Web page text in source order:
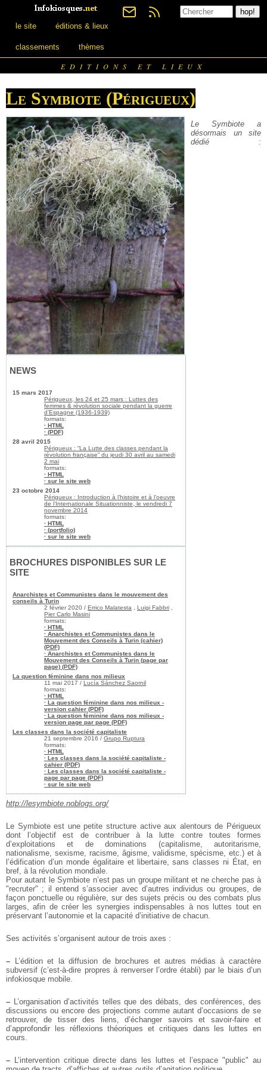
le site éditions & lieux
classements thèmes
EDITIONS ET LIEUX
Le Symbiote (Périgueux)
NEWS
15 mars 2017
Périgueux, les 24 et 25 mars : Luttes des
femmes & révolution sociale pendant la guerre
d’Espagne (1936-1939)
formats:
· HTML
· (PDF)
28 avril 2015
Périgueux : “La Lutte des classes pendant la
révolution française” du jeudi 30 avril au samedi
2 mai
formats:
· HTML
· sur le site web
23 octobre 2014
Périgueux : Introduction à l’histoire et à l’oeuvre
de l’Internationale Situationniste, le vendredi 7
novembre 2014
formats:
· HTML
· (portfolio)
· sur le site web
BROCHURES DISPONIBLES SUR LE
SITE
Anarchistes et Communistes dans le mouvement des
conseils à Turin
2 février 2020 / Errico Malatesta Luigi Fabbri
Pier Carlo Masini
formats:
· HTML
· Anarchistes et Communistes dans le
Mouvement des Conseils à Turin (cahier)
(PDF)
· Anarchistes et Communistes dans le
Mouvement des Conseils à Turin (page par
page) (PDF)
La question féminine dans nos milieux
11 mai 2017 / Lucía Sánchez Saornil
formats:
· HTML
· La question féminine dans nos milieux -
version cahier (PDF)
· La question féminine dans nos milieux -
version page par page (PDF)
Les classes dans la société capitaliste
21 septembre 2016 / Grupo Ruptura
formats:
· HTML
· Les classes dans la société capitaliste -
cahier (PDF)
· Les classes dans la société capitaliste -
page par page (PDF)
· sur le site web
Le Symbiote a
désormais un site
dédié :
http://lesymbiote.noblogs.org/
Le Symbiote est une petite structure active aux alentours de Périgueux
dont l’objectif est de contribuer à la lutte contre toutes formes
d’exploitations et de dominations (capitalisme, autoritarisme,
nationalisme, sexisme, racisme, âgisme, validisme, spécisme, etc.) et à
l’édification d’un monde égalitaire et libertaire, sans classes ni État, en
bref, à la révolution mondiale.
Pour autant le Symbiote n’est pas un groupe militant et ne cherche pas à
"recruter" ; il entend s’associer avec d’autres individus ou groupes, de
façon ponctuelle ou régulière, sur des sujets précis ou des combats plus
larges, afin de créer les synergies indispensables à nos luttes tout en
préservant l’autonomie et la capacité d’initiative de chacun.
Ses activités s’organisent autour de trois axes :
– L’édition et la diffusion de brochures et autres médias à caractère
subversif (c’est-à-dire propres à renverser l’ordre établi) par le biais d’un
infokiosque mobile.
– L’organisation d’activités telles que des débats, des conférences, des
discussions ou encore des projections comme autant d’occasions de se
retrouver, de tisser des liens, d’échanger savoirs et savoir-faire et
d’approfondir les réflexions théoriques et critiques dans les luttes en
cours.
– L’intervention critique directe dans les luttes et l’espace "public" au